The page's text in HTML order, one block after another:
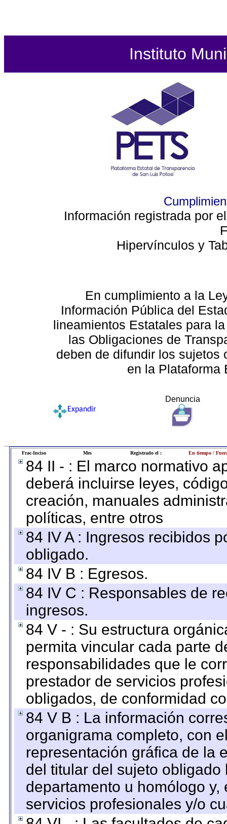
Instituto
Información registrada por
Hipervínculos y
En cumplimiento a la
Información Pública del
lineamientos Estatales para
las Obligaciones de
deben de difundir los sujetos
en la Plataforma
Denuncia
Expandir
Frac-Inciso Mes Registrado el : En tiempo /
84 II - : El marco normativo
deberá incluirse leyes,
creación, manuales
políticas, entre otros
84 IV A : Ingresos recibidos
obligado.
84 IV B : Egresos.
84 IV C : Responsables de
ingresos.
84 V - : Su estructura
permita vincular cada parte
responsabilidades que le
prestador de servicios
obligados, de conformidad
84 V B : La información
organigrama completo, con
representación gráfica de la
del titular del sujeto
departamento u homólogo
servicios profesionales y/o